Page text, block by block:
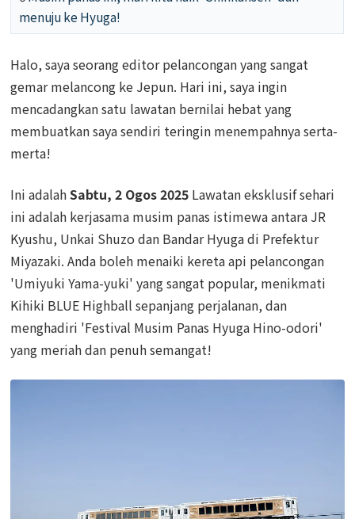
menuju ke Hyuga!
Halo, saya seorang editor pelancongan yang sangat
gemar melancong ke Jepun. Hari ini, saya ingin
mencadangkan satu lawatan bernilai hebat yang
membuatkan saya sendiri teringin menempahnya serta-
merta!
Ini adalahSabtu, 2 Ogos 2025 Lawatan eksklusif sehari
ini adalah kerjasama musim panas istimewa antara JR
Kyushu, Unkai Shuzo dan Bandar Hyuga di Prefektur
Miyazaki. Anda boleh menaiki kereta api pelancongan
'Umiyuki Yama-yuki' yang sangat popular, menikmati
Kihiki BLUE Highball sepanjang perjalanan, dan
menghadiri 'Festival Musim Panas Hyuga Hino-odori'
yang meriah dan penuh semangat!